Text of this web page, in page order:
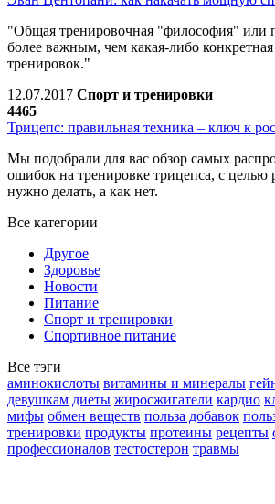
"Общая тренировочная "философия" или
более важным, чем какая-либо
тренировок."
12.07.2017 Спорт и тренировки
4465
Трицепс: правильная техника – ключ к
Мы подобрали для вас обзор самых
ошибок на тренировке трицепса, с целью
нужно делать, а как нет.
Все категории
Другое
Здоровье
Новости
Питание
Спорт и тренировки
Спортивное питание
Все тэги
аминокислоты витамины и минералы
девушкам диеты жиросжигатели кардио
мифы обмен веществ польза добавок
тренировки продукты протеины рецепты
профессионалов тестостерон травмы